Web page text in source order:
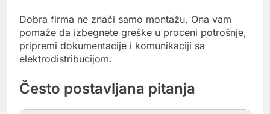
Dobra firma ne znači samo montažu. Ona vam
pomaže da izbegnete greške u proceni potrošnje,
pripremi dokumentacije i komunikaciji sa
elektrodistribucijom.
Često postavljana pitanja